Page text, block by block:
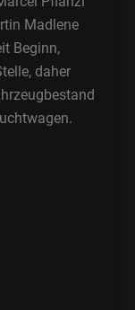
Madlene
Beginn,
daher